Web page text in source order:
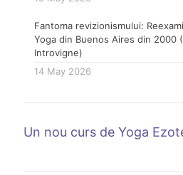
Fantoma revizionismului:
Yoga din Buenos Aires din 2000
Introvigne)
14 May 2026
Un nou curs de Yoga